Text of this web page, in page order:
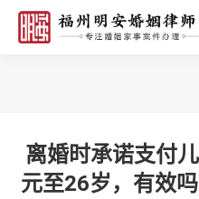
离婚时承诺支付
元至26岁，有效